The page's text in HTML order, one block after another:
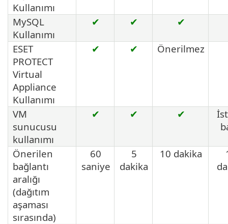
Kullanımı
MySQL
Kullanımı
✔ ✔ ✔
ESET
PROTECT
Virtual
Appliance
Kullanımı
✔ ✔ Önerilmez
VM
sunucusu
kullanımı
✔ ✔ ✔
Önerilen
bağlantı
aralığı
(dağıtım
aşaması
sırasında)
60
saniye
5
dakika
10 dakika